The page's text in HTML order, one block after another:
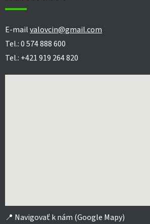
E-mailvalovcin@gmail.com
Tel.: 0 574 888 600
Tel.: +421 919 264 820
📍 Navigovať k nám (Google Mapy)